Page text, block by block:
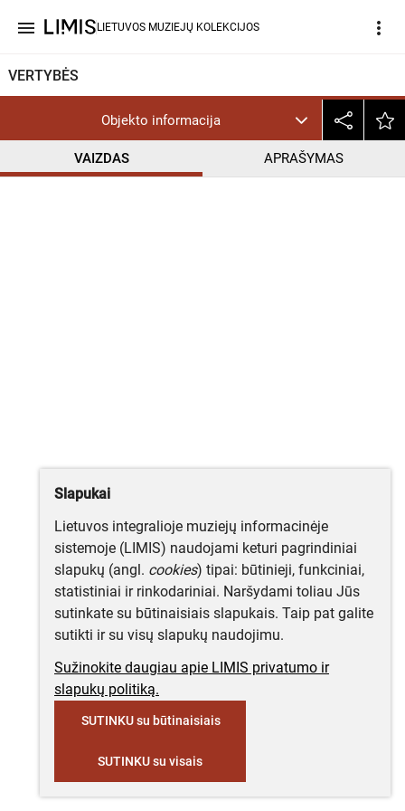
menu LIETUVOS MUZIEJŲ KOLEKCIJOS more_vert
VERTYBĖS
Objekto informacija
VAIZDAS APRAŠYMAS
CC BY-NC
Slapukai
Lietuvos integralioje muziejų informacinėje
sistemoje (LIMIS) naudojami keturi pagrindiniai
slapukų (angl. cookies) tipai: būtinieji, funkciniai,
statistiniai ir rinkodariniai. Naršydami toliau Jūs
sutinkate su būtinaisiais slapukais. Taip pat galite
sutikti ir su visų slapukų naudojimu.
Sužinokite daugiau apie LIMIS privatumo ir
slapukų politiką.
SUTINKU su būtinaisiais
SUTINKU su visais